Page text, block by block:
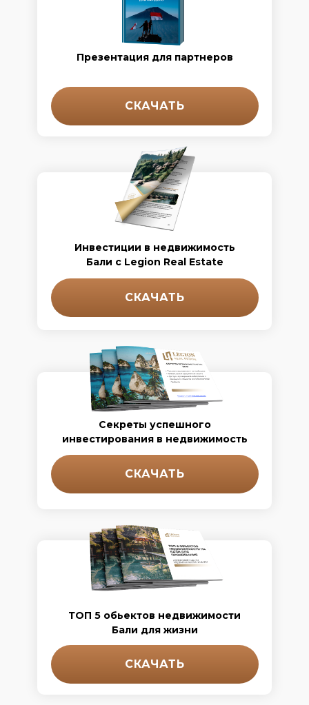
Инвестиции в недвижимость
Бали с Legion Real Estate
СКАЧАТЬ
СКАЧАТЬ
СКАЧАТЬ
Секреты успешного
инвестирования в недвижимость
Презентация для партнеров
ТОП 5 обьектов недвижимости
Бали для жизни
СКАЧАТЬ